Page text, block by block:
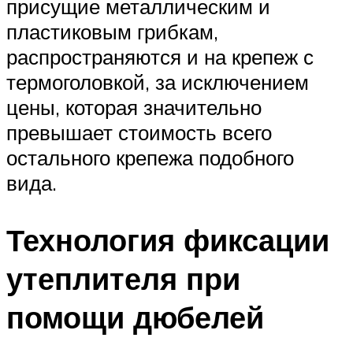
присущие металлическим и
пластиковым грибкам,
распространяются и на крепеж с
термоголовкой, за исключением
цены, которая значительно
превышает стоимость всего
остального крепежа подобного
вида.
Технология фиксации
утеплителя при
помощи дюбелей